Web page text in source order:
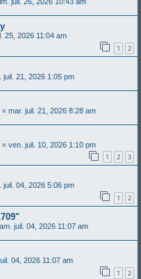
25, 2026 11:04 am
1 2
juil. 21, 2026 1:05 pm
« mar. juil. 21, 2026 8:28 am
« ven. juil. 10, 2026 1:10 pm
1 2 3
juil. 04, 2026 5:06 pm
1 2
juil. 04, 2026 11:07 am
04, 2026 11:07 am
1 2